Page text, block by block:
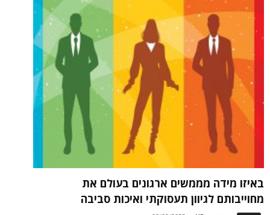
באיזו מידה מממשים ארגונים בעולם את
מחוייבותם לגיוון תעסוקתי ואיכות סביבה